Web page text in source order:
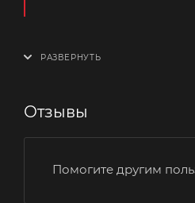
Отзывы
Помогите другим